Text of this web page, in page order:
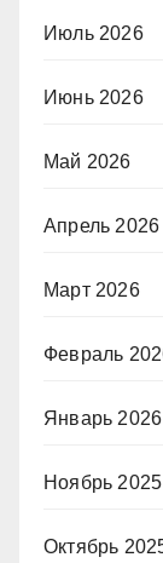
Июль 2026
Июнь 2026
Май 2026
Апрель 2026
Март 2026
Февраль
Январь 2026
Ноябрь 2025
Октябрь